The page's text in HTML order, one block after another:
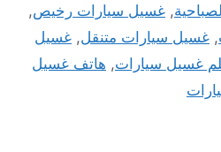
, غسيل سيارات رخيص,
, غسيل سيارات متنقل, غسيل
غسيل سيارات, هاتف غسيل